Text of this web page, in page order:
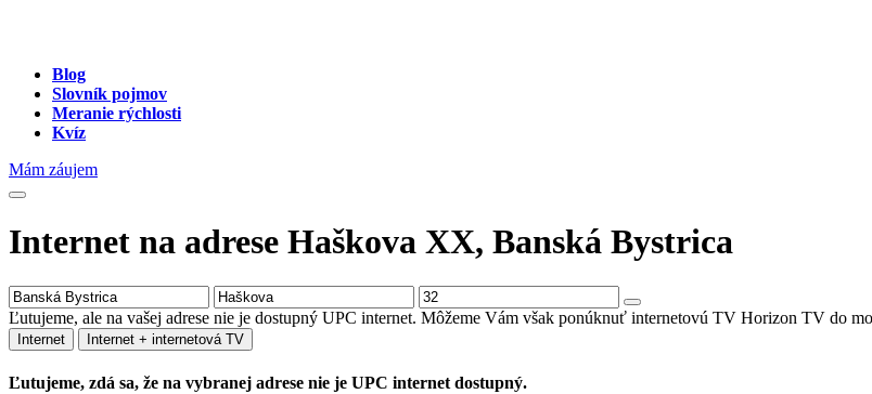
Blog
Slovník pojmov
Meranie rýchlosti
Kvíz
Mám záujem
Internet na adrese Haškova XX, Banská Bystrica
Ľutujeme, ale na vašej adrese nie je dostupný UPC internet. Môžeme Vám však ponúknuť internetovú TV Horizon TV do
Internet Internet + internetová TV
Ľutujeme, zdá sa, že na vybranej adrese nie je UPC internet dostupný.